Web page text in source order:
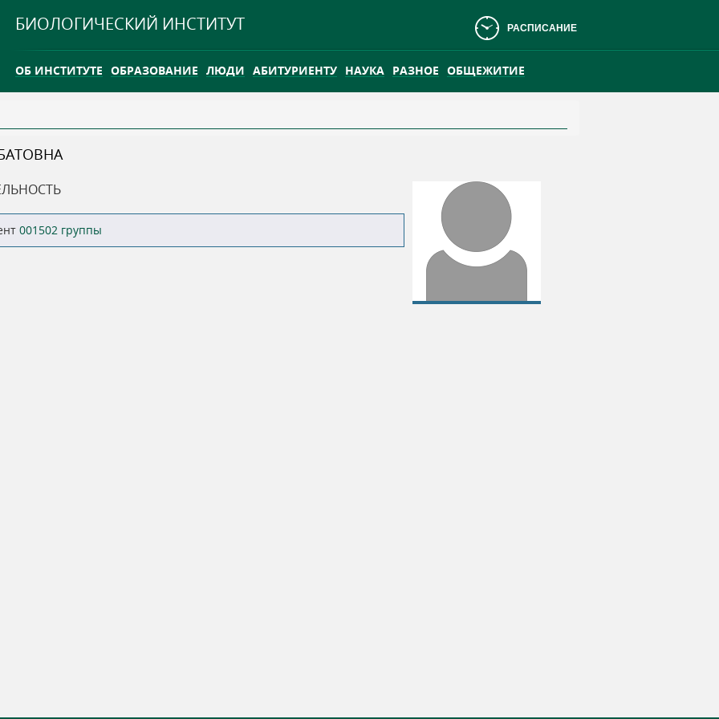
БИОЛОГИЧЕСКИЙ ИНСТИТУТ РАСПИСАНИЕ
ОБ ИНСТИТУТЕ ОБРАЗОВАНИЕ ЛЮДИ АБИТУРИЕНТУ НАУКА РАЗНОЕ ОБЩЕЖИТИЕ
ТГУ ОТКРЫЛ ИССЛЕДОВАТЕЛЬСКУЮ СТАНЦИЮ НА ВАСЮГАНСКОМ БОЛОТЕ
001502 группы